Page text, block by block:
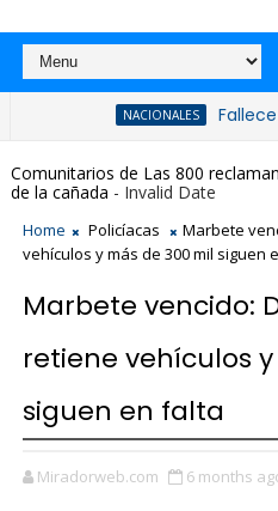
Fallece la ex
Comunitarios de Las 800
de la cañada - Invalid Date
Home Policíacas
Marbete
vehículos y más de 300 mil siguen
Marbete vencido:
retiene vehículos
siguen en falta
Miradorweb.com 6 months